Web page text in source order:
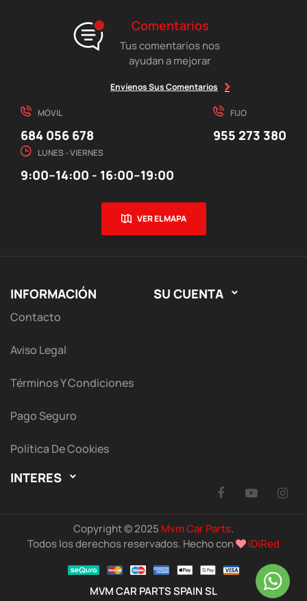
Comentarios
Tus comentarios nos
ayudan a mejorar
Envíenos Sus Comentarios
MÓVIL
684 056 678
FIJO
955 273 380
LUNES - VIERNES
9:00–14:00 - 16:00–19:00
VER EL MAPA
INFORMACIÓN
Contacto
Aviso Legal
Términos Y Condiciones
Pago Seguro
Política De Cookies
SU CUENTA 
INTERES 
Facebook
Copyright © 2025 Mvm Car Parts.
Todos los derechos reservados. Hecho con
iDiRed
MVM CAR PARTS SPAIN SL